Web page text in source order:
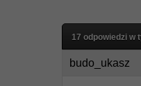
17 odpowiedzi w
budo_ukasz